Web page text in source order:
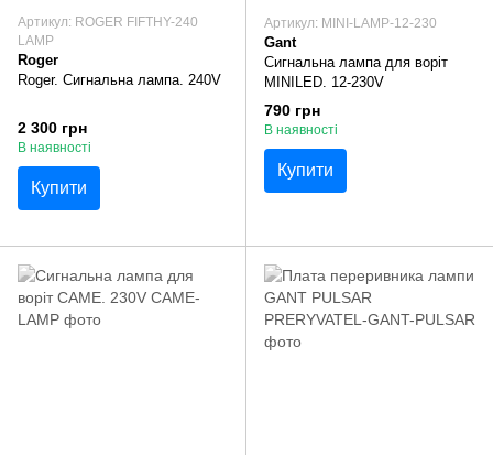
Артикул: ROGER FIFTHY-240
LAMP
Roger
Roger. Сигнальна лампа. 240V
2 300 грн
В наявності
Купити
Артикул: MINI-LAMP-12-230
Gant
Сигнальна лампа для воріт
MINILED. 12-230V
790 грн
В наявності
Купити